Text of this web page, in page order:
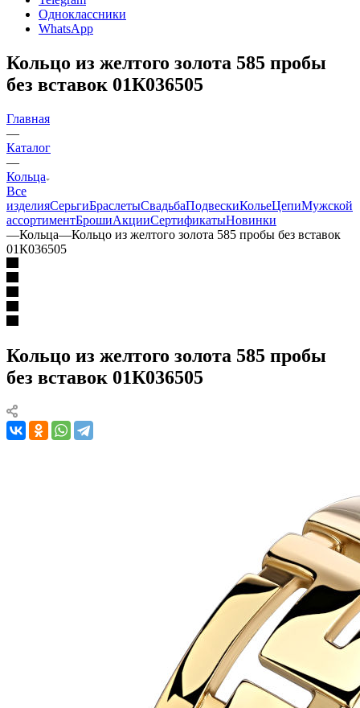
Одноклассники
WhatsApp
Кольцо из желтого золота 585 пробы
без вставок 01К036505
Главная
—
Каталог
—
Кольца
Все
изделияСерьгиБраслетыСвадьбаПодвескиКольеЦепиМужской
ассортиментБрошиАкцииСертификатыНовинки
—Кольца—Кольцо из желтого золота 585 пробы без вставок
01К036505
Кольцо из желтого золота 585 пробы
без вставок 01К036505